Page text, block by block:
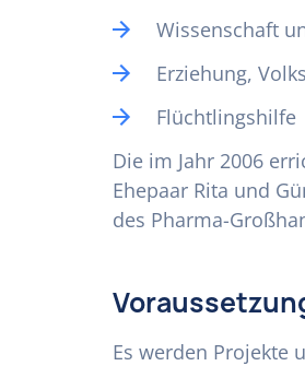
Wissenschaft
Erziehung,
Flüchtlingshilfe
Die im Jahr 2006
Ehepaar Rita und
des Pharma-
Es werden Projekte